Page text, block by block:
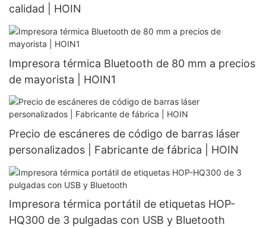
calidad | HOIN
Impresora térmica Bluetooth de 80 mm a precios
de mayorista | HOIN1
Precio de escáneres de código de barras láser
personalizados | Fabricante de fábrica | HOIN
Impresora térmica portátil de etiquetas HOP-
HQ300 de 3 pulgadas con USB y Bluetooth